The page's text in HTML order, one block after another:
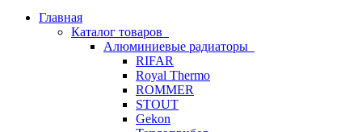
Главная
Каталог товаров
Алюминиевые радиаторы
RIFAR
Royal Thermo
ROMMER
STOUT
Gekon